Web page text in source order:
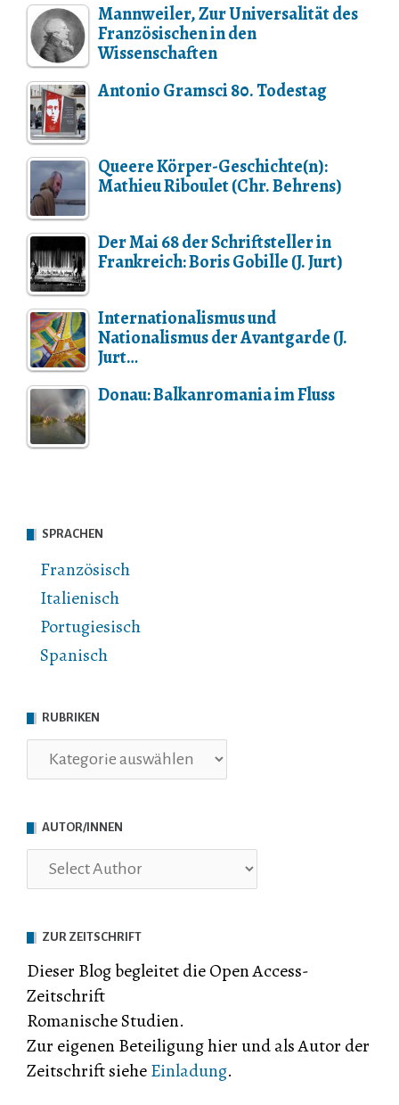
Mannweiler, Zur Universalität des
Französischen in den
Wissenschaften
Antonio Gramsci 80. Todestag
Queere Körper-Geschichte(n):
Mathieu Riboulet (Chr. Behrens)
Der Mai 68 der Schriftsteller in
Frankreich: Boris Gobille (J. Jurt)
Internationalismus und
Nationalismus der Avantgarde (J.
Jurt…
Donau: Balkanromania im Fluss
SPRACHEN
Französisch
Italienisch
Portugiesisch
Spanisch
RUBRIKEN
Rubriken
AUTOR/INNEN
ZUR ZEITSCHRIFT
Dieser Blog begleitet die Open Access-
Zeitschrift
Romanische Studien.
Zur eigenen Beteiligung hier und als Autor der
Zeitschrift sieheEinladung.